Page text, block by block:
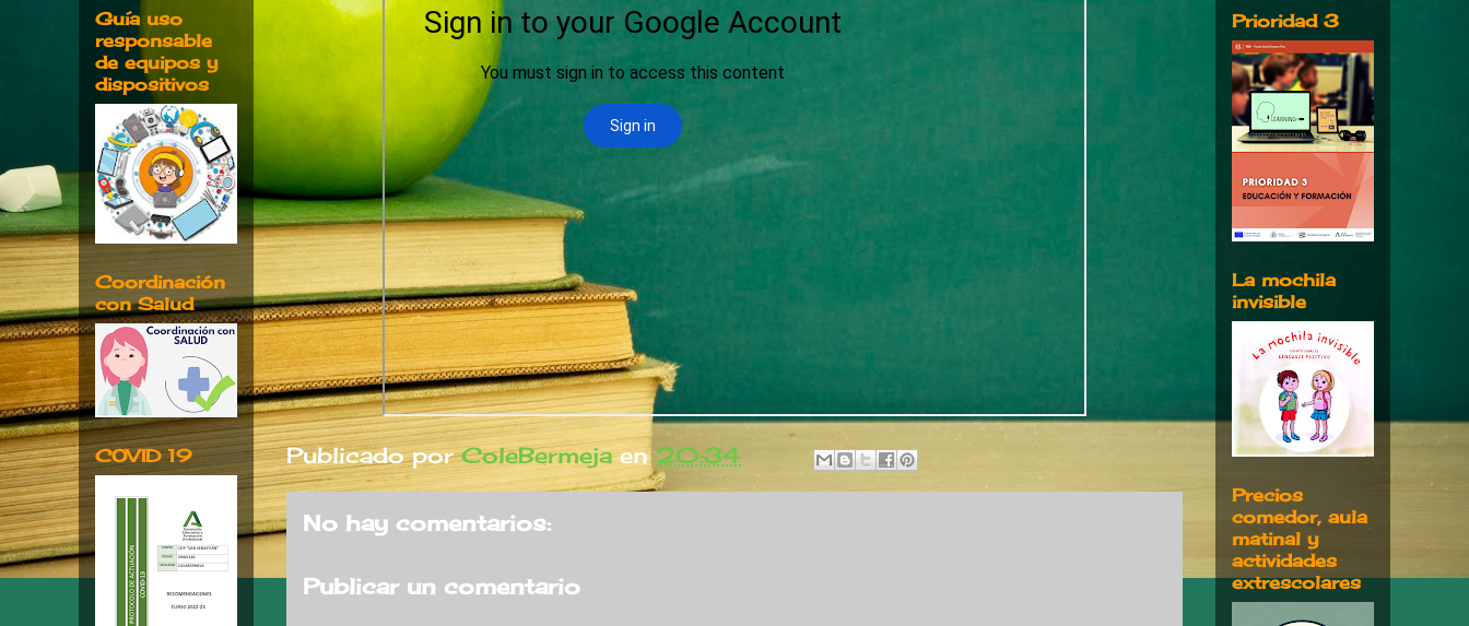
Publicado porColeBermeja en 20:34
No hay comentarios:
Publicar un comentario
Guía uso
responsable
de equipos y
dispositivos
Coordinación
con Salud
COVID 19
Prioridad 3
La mochila
invisible
Precios
comedor, aula
matinal y
actividades
extrescolares